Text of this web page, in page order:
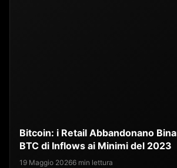
Bitcoin: i Retail Abbandonano
BTC di Inflows ai Minimi del 2023
19 Maggio 20266 min lettura